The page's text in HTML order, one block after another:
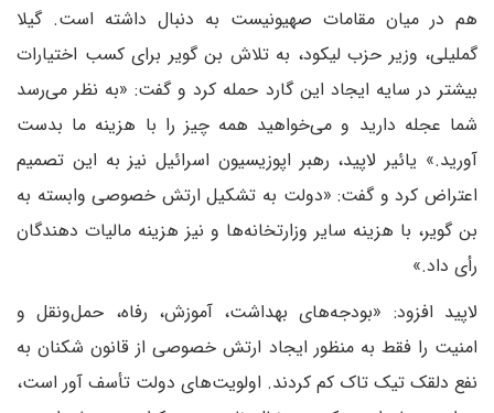
هم در میان مقامات صهیونیست به دنبال داشته است. گیلا
گملیلی، وزیر حزب لیکود، به تلاش بن گویر برای کسب اختیارات
بیشتر در سایه ایجاد این گارد حمله کرد و گفت: «به نظر می‌رسد
شما عجله دارید و می‌خواهید همه چیز را با هزینه ما بدست
آورید.» یائیر لاپید، رهبر اپوزیسیون اسرائیل نیز به این تصمیم
اعتراض کرد و گفت: «دولت به تشکیل ارتش خصوصی وابسته به
بن گویر، با هزینه سایر وزارتخانه‌ها و نیز هزینه مالیات دهندگان
رأی داد.»
لاپید افزود: «بودجه‌های بهداشت، آموزش، رفاه، حمل‌ونقل و
امنیت را فقط به منظور ایجاد ارتش خصوصی از قانون شکنان به
نفع دلقک تیک تاک کم کردند. اولویت‌های دولت تأسف آور است،